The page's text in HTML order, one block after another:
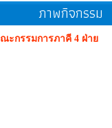
ภาพกิจกรรม
ะกรรมการภาคี 4 ฝ่าย